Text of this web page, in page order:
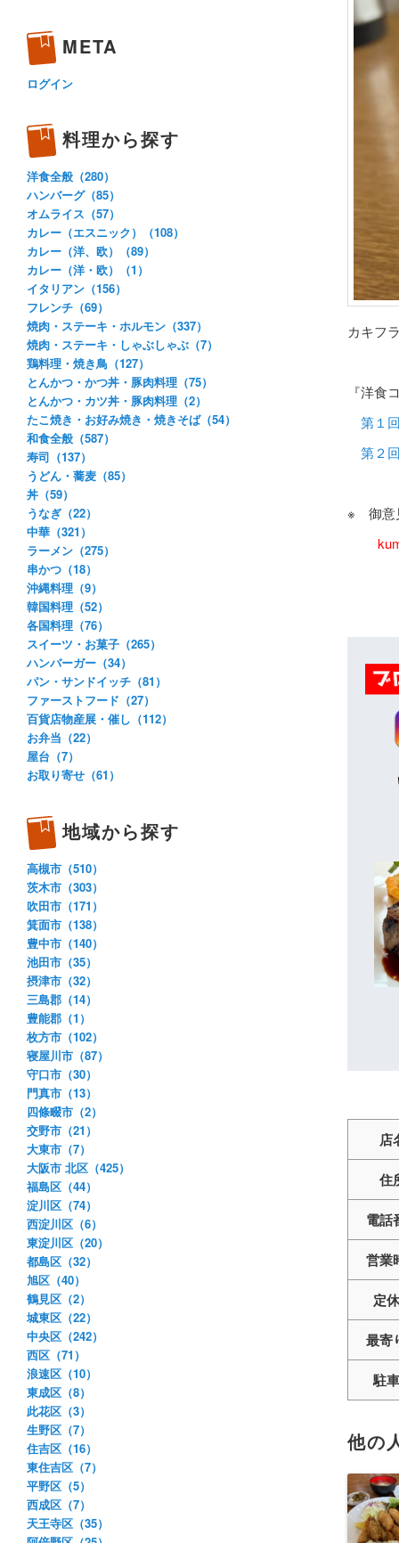
カキフ
『洋食
第１
第２
※ 御意
店
住
電話
営業
定
最寄
駐
他の
META
ログイン
料理から探す
洋食全般（280）
ハンバーグ（85）
オムライス（57）
カレー（エスニック）（108）
カレー（洋、欧）（89）
カレー（洋・欧）（1）
イタリアン（156）
フレンチ（69）
焼肉・ステーキ・ホルモン（337）
焼肉・ステーキ・しゃぶしゃぶ（7）
鶏料理・焼き鳥（127）
とんかつ・かつ丼・豚肉料理（75）
とんかつ・カツ丼・豚肉料理（2）
たこ焼き・お好み焼き・焼きそば（54）
和食全般（587）
寿司（137）
うどん・蕎麦（85）
丼（59）
うなぎ（22）
中華（321）
ラーメン（275）
串かつ（18）
沖縄料理（9）
韓国料理（52）
各国料理（76）
スイーツ・お菓子（265）
ハンバーガー（34）
パン・サンドイッチ（81）
ファーストフード（27）
百貨店物産展・催し（112）
お弁当（22）
屋台（7）
お取り寄せ（61）
地域から探す
高槻市（510）
茨木市（303）
吹田市（171）
箕面市（138）
豊中市（140）
池田市（35）
摂津市（32）
三島郡（14）
豊能郡（1）
枚方市（102）
寝屋川市（87）
守口市（30）
門真市（13）
四條畷市（2）
交野市（21）
大東市（7）
大阪市 北区（425）
福島区（44）
淀川区（74）
西淀川区（6）
東淀川区（20）
都島区（32）
旭区（40）
鶴見区（2）
城東区（22）
中央区（242）
西区（71）
浪速区（10）
東成区（8）
此花区（3）
生野区（7）
住吉区（16）
東住吉区（7）
平野区（5）
西成区（7）
天王寺区（35）